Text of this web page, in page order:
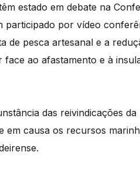
estado em debate na
participado por vídeo
de pesca artesanal e a
ao afastamento e à
das reivindicações
em causa os recursos